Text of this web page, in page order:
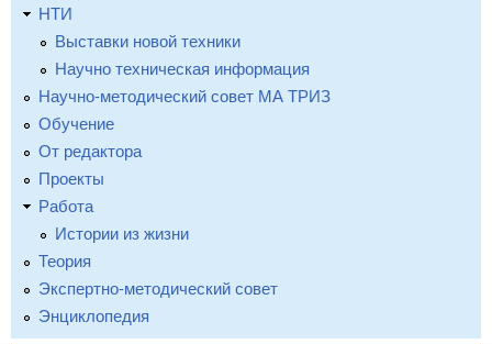
НТИ
Выставки новой техники
Научно техническая информация
Научно-методический совет МА ТРИЗ
Обучение
От редактора
Проекты
Работа
Истории из жизни
Теория
Экспертно-методический совет
Энциклопедия